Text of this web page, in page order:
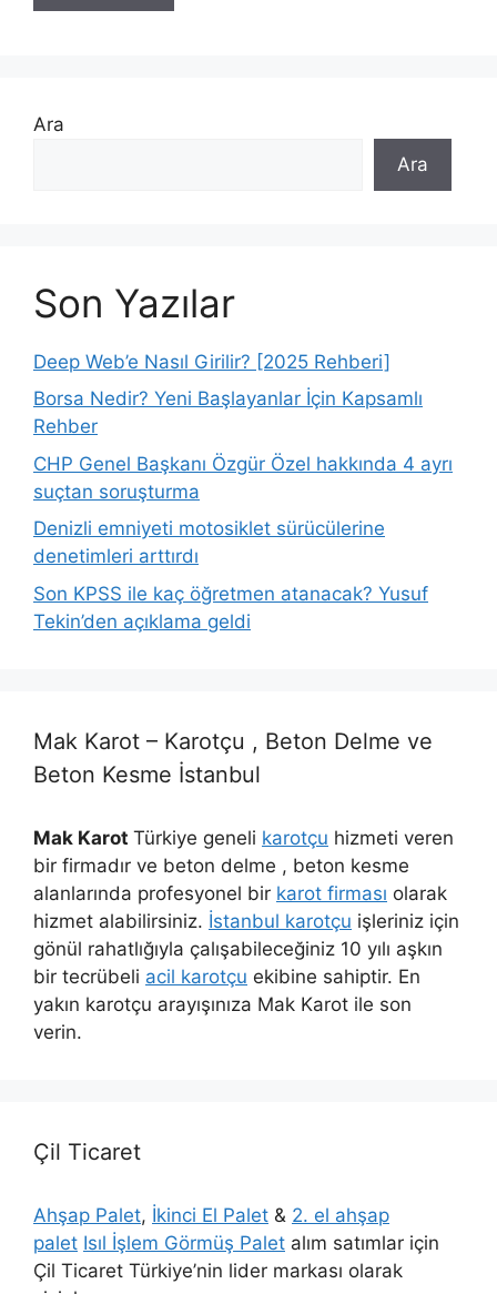
Ara
Ara
Son Yazılar
Deep Web’e Nasıl Girilir? [2025 Rehberi]
Borsa Nedir? Yeni Başlayanlar İçin Kapsamlı
Rehber
CHP Genel Başkanı Özgür Özel hakkında 4 ayrı
suçtan soruşturma
Denizli emniyeti motosiklet sürücülerine
denetimleri arttırdı
Son KPSS ile kaç öğretmen atanacak? Yusuf
Tekin’den açıklama geldi
Mak Karot – Karotçu , Beton Delme ve
Beton Kesme İstanbul
Mak Karot Türkiye geneli karotçu hizmeti veren
bir firmadır ve beton delme , beton kesme
alanlarında profesyonel bir karot firması olarak
hizmet alabilirsiniz. İstanbul karotçu işleriniz için
gönül rahatlığıyla çalışabileceğiniz 10 yılı aşkın
bir tecrübeli acil karotçu ekibine sahiptir. En
yakın karotçu arayışınıza Mak Karot ile son
verin.
Çil Ticaret
Ahşap Palet, İkinci El Palet & 2. el ahşap
palet Isıl İşlem Görmüş Palet alım satımlar için
Çil Ticaret Türkiye’nin lider markası olarak